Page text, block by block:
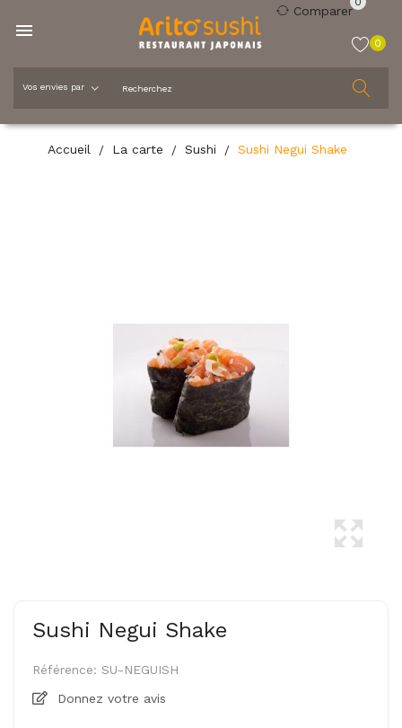

Comparer
0
Accueil La carte Sushi Sushi Negui Shake
Sushi Negui Shake
Référence: SU-NEGUISH
Donnez votre avis